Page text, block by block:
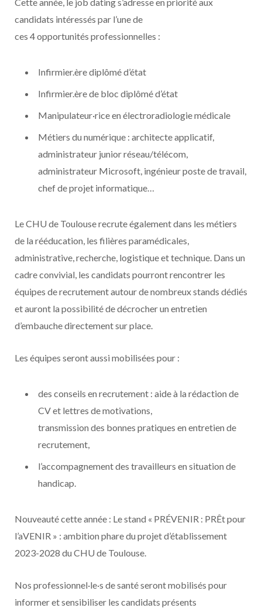
candidats intéressés par l’une de
ces 4 opportunités professionnelles :
Infirmier.ère diplômé d’état
Infirmier.ère de bloc diplômé d’état
Manipulateur·rice en électroradiologie médicale
Métiers du numérique : architecte applicatif,
administrateur junior réseau/télécom,
administrateur Microsoft, ingénieur poste de travail,
chef de projet informatique…
Le CHU de Toulouse recrute également dans les métiers
de la rééducation, les filières paramédicales,
administrative, recherche, logistique et technique. Dans un
cadre convivial, les candidats pourront rencontrer les
équipes de recrutement autour de nombreux stands dédiés
et auront la possibilité de décrocher un entretien
d’embauche directement sur place.
Les équipes seront aussi mobilisées pour :
des conseils en recrutement : aide à la rédaction de
CV et lettres de motivations,
transmission des bonnes pratiques en entretien de
recrutement,
l’accompagnement des travailleurs en situation de
handicap.
Nouveauté cette année : Le stand « PRÉVENIR : PRÊt pour
l’aVENIR » : ambition phare du projet d’établissement
2023-2028 du CHU de Toulouse.
Nos professionnel·le·s de santé seront mobilisés pour
informer et sensibiliser les candidats présents